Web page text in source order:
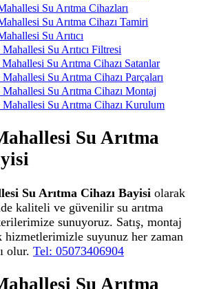
Su Arıtma Cihazları
Su Arıtma Cihazı Tamiri
Su Arıtıcı
Su Arıtıcı Filtresi
Su Arıtma Cihazı Satanlar
Su Arıtma Cihazı Parçaları
Su Arıtma Cihazı Montaj
Su Arıtma Cihazı Kurulum
Su Arıtma
Su Arıtma Cihazı Bayisi olarak
kaliteli ve güvenilir su arıtma
sunuyoruz. Satış, montaj
hizmetlerimizle suyunuz her zaman
olur. Tel: 05073406904
Su Arıtma